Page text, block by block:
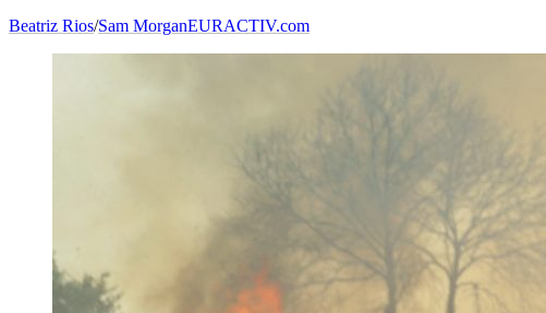
Beatriz Rios/Sam MorganEURACTIV.com